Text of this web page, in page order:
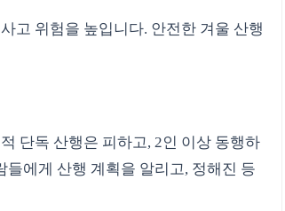
고 위험을 높입니다. 안전한 겨울 산행
단독 산행은 피하고, 2인 이상 동행하
에게 산행 계획을 알리고, 정해진 등